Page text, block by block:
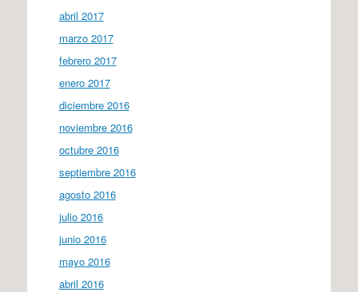
abril 2017
marzo 2017
febrero 2017
enero 2017
diciembre 2016
noviembre 2016
octubre 2016
septiembre 2016
agosto 2016
julio 2016
junio 2016
mayo 2016
abril 2016